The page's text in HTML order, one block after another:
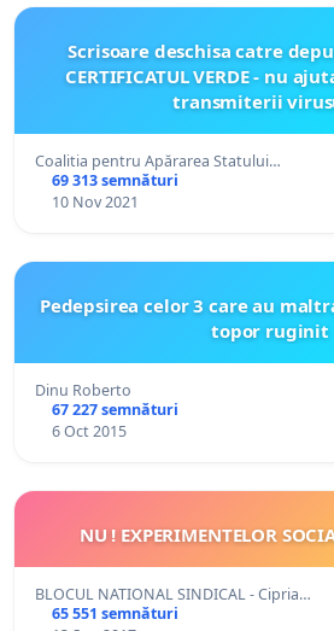
Scrisoare deschisa catre
CERTIFICATUL VERDE - nu
transmiterii
Coalitia pentru Apărarea Statului…
69 313 semnături
10 Nov 2021
Pedepsirea celor 3 care au
topor ruginit
Dinu Roberto
67 227 semnături
6 Oct 2015
NU ! EXPERIMENTELOR
BLOCUL NATIONAL SINDICAL - Cipria…
65 551 semnături